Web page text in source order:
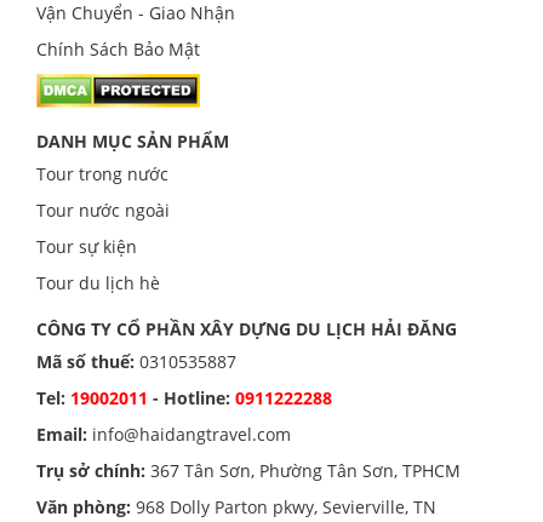
Vận Chuyển - Giao Nhận
Chính Sách Bảo Mật
DANH MỤC SẢN PHẨM
Tour trong nước
Tour nước ngoài
Tour sự kiện
Tour du lịch hè
CÔNG TY CỔ PHẦN XÂY DỰNG DU LỊCH HẢI ĐĂNG
Mã số thuế: 0310535887
Tel: 19002011 - Hotline: 0911222288
Email: info@haidangtravel.com
Trụ sở chính: 367 Tân Sơn, Phường Tân Sơn, TPHCM
Văn phòng: 968 Dolly Parton pkwy, Sevierville, TN